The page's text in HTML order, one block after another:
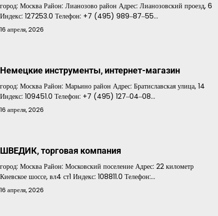
город: Москва Район: Лианозово район Адрес: Лианозовский проезд, 6
Индекс: 127253.0 Телефон: +7 (495) 989‒87‒55…
16 апреля, 2026
Немецкие инструменты, интернет-магазин
город: Москва Район: Марьино район Адрес: Братиславская улица, 14
Индекс: 109451.0 Телефон: +7 (495) 127‒04‒08…
16 апреля, 2026
ШВЕДИК, торговая компания
город: Москва Район: Московский поселение Адрес: 22 километр
Киевское шоссе, вл4 ст1 Индекс: 108811.0 Телефон:…
16 апреля, 2026